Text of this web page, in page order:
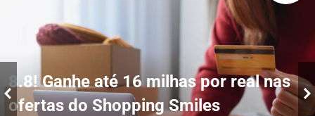
8.8! Ganhe até 16 milhas por real nas
ofertas do Shopping Smiles